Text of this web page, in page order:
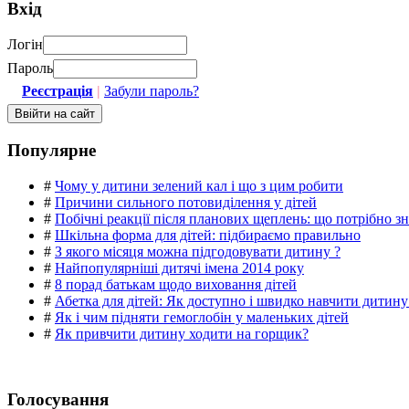
Вхід
Логін
Пароль
Реєстрація | Забули пароль?
Популярне
# Чому у дитини зелений кал і що з цим робити
# Причини сильного потовиділення у дітей
# Побічні реакції після планових щеплень: що потрібно
# Шкільна форма для дітей: підбираємо правильно
# З якого місяця можна підгодовувати дитину ?
# Найпопулярніші дитячі імена 2014 року
# 8 порад батькам щодо виховання дітей
# Абетка для дітей: Як доступно і швидко навчити дитину
# Як і чим підняти гемоглобін у маленьких дітей
# Як привчити дитину ходити на горщик?
Голосування